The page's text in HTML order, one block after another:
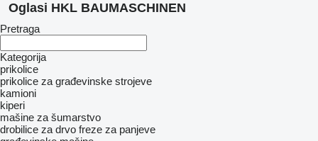
Oglasi HKL BAUMASCHINEN
Pretraga
Kategorija
prikolice
prikolice za građevinske strojeve
kamioni
kiperi
mašine za šumarstvo
drobilice za drvo freze za panjeve